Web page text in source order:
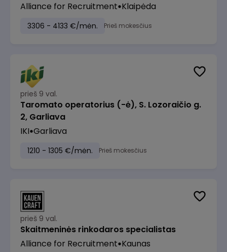
Alliance for Recruitment Klaipėda
3306 - 4133 €/mėn. Prieš mokesčius
prieš 9 val.
Taromato operatorius (-ė), S. Lozoraičio g.
2, Garliava
IKI Garliava
1210 - 1305 €/mėn. Prieš mokesčius
prieš 9 val.
Skaitmeninės rinkodaros specialistas
Alliance for Recruitment Kaunas